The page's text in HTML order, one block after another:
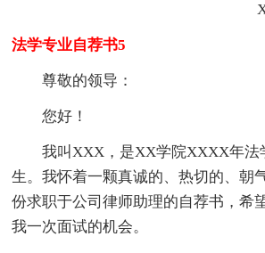
法学专业自荐书5
尊敬的领导：
您好！
我叫XXX，是XX学院XXXX年法
生。我怀着一颗真诚的、热切的、朝
份求职于公司律师助理的自荐书，希
我一次面试的机会。